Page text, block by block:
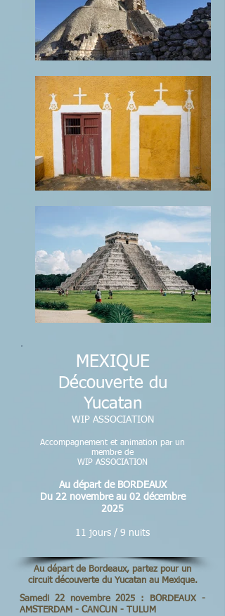
MEXIQUE
Découverte du
Yucatan
WIP ASSOCIATION
Accompagnement et animation par un
membre de
WIP ASSOCIATION
Au départ deBORDEAUX
Du 22 novembre au 02 décembre
2025
11 jours / 9 nuits
Au départ de Bordeaux, partez pour un
circuit découverte du Yucatan au Mexique.
Samedi 22 novembre 2025 : BORDEAUX -
AMSTERDAM - CANCUN - TULUM